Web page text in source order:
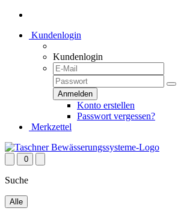
Kundenlogin
Kundenlogin
Konto erstellen
Passwort vergessen?
Merkzettel
0
Suche
Alle